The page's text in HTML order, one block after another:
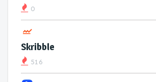
0
Skribble
516